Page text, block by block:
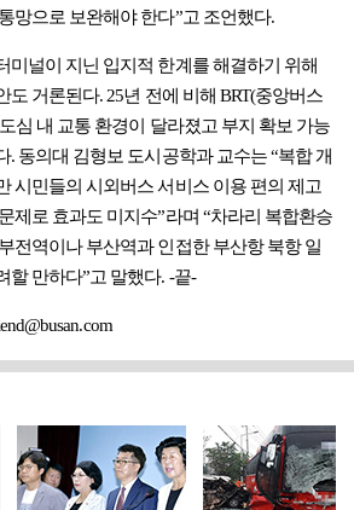
망으로 보완해야 한다”고 조언했다.
미널이 지닌 입지적 한계를 해결하기 위해
도 거론된다. 25년 전에 비해 BRT(중앙버스
심 내 교통 환경이 달라졌고 부지 확보 가능
. 동의대 김형보 도시공학과 교수는 “복합 개
시민들의 시외버스 서비스 이용 편의 제고
제로 효과도 미지수”라며 “차라리 복합환승
전역이나 부산역과 인접한 부산항 북항 일
할 만하다”고 말했다. -끝-